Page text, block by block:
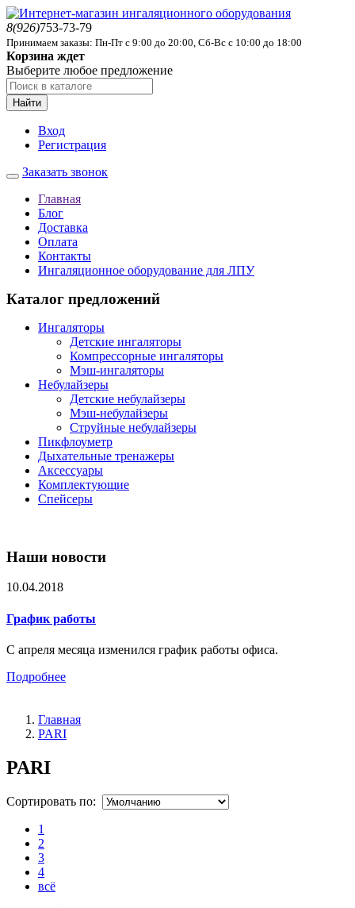
8(926)753-73-79
Принимаем заказы: Пн-Пт с 9:00 до 20:00, Сб-Вс с 10:00 до 18:00
Корзина ждет
Выберите любое предложение
Найти
Вход
Регистрация
Заказать звонок
Главная
Блог
Доставка
Оплата
Контакты
Ингаляционное оборудование для ЛПУ
Каталог предложений
Ингаляторы
Детские ингаляторы
Компрессорные ингаляторы
Мэш-ингаляторы
Небулайзеры
Детские небулайзеры
Мэш-небулайзеры
Струйные небулайзеры
Пикфлоуметр
Дыхательные тренажеры
Аксессуары
Комплектующие
Спейсеры
Наши новости
10.04.2018
График работы
С апреля месяца изменился график работы офиса.
Подробнее
Главная
PARI
PARI
Сортировать по:
1
2
3
4
всё